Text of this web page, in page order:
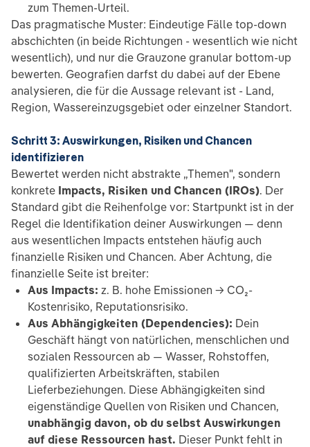
zum Themen-Urteil.
Das pragmatische Muster: Eindeutige Fälle top-down
abschichten (in beide Richtungen - wesentlich wie nicht
wesentlich), und nur die Grauzone granular bottom-up
bewerten. Geografien darfst du dabei auf der Ebene
analysieren, die für die Aussage relevant ist - Land,
Region, Wassereinzugsgebiet oder einzelner Standort.
Schritt 3: Auswirkungen, Risiken und Chancen
identifizieren
Bewertet werden nicht abstrakte „Themen", sondern
konkrete Impacts, Risiken und Chancen (IROs). Der
Standard gibt die Reihenfolge vor: Startpunkt ist in der
Regel die Identifikation deiner Auswirkungen — denn
aus wesentlichen Impacts entstehen häufig auch
finanzielle Risiken und Chancen. Aber Achtung, die
finanzielle Seite ist breiter:
Aus Impacts: z. B. hohe Emissionen → CO₂-
Kostenrisiko, Reputationsrisiko.
Aus Abhängigkeiten (Dependencies): Dein
Geschäft hängt von natürlichen, menschlichen und
sozialen Ressourcen ab — Wasser, Rohstoffen,
qualifizierten Arbeitskräften, stabilen
Lieferbeziehungen. Diese Abhängigkeiten sind
eigenständige Quellen von Risiken und Chancen,
unabhängig davon, ob du selbst Auswirkungen
auf diese Ressourcen hast. Dieser Punkt fehlt in